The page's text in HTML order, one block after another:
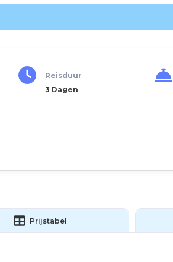
Reisduur
3 Dagen
Prijstabel